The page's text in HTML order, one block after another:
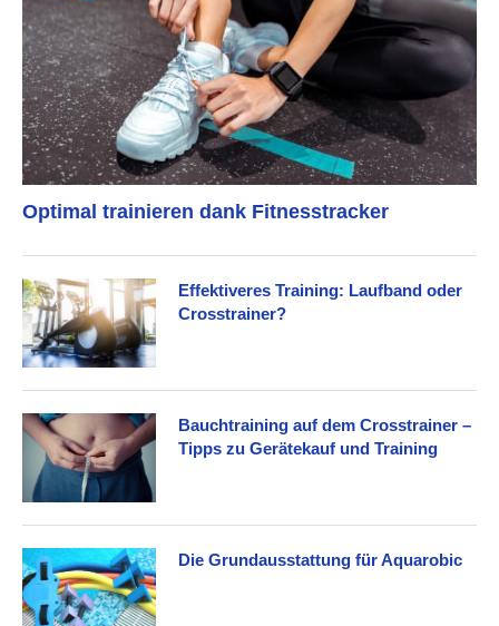
Optimal trainieren dank Fitnesstracker
Effektiveres Training: Laufband oder
Crosstrainer?
Bauchtraining auf dem Crosstrainer –
Tipps zu Gerätekauf und Training
Die Grundausstattung für Aquarobic